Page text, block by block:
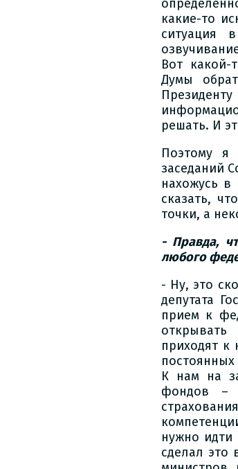
какие-то
ситуация
Вот какой-
Думы
решать. И
Поэтому я
заседаний
нахожусь
сказать,
точки, а
- Правда,
любого
- Ну, это
депутата
прием к
приходят к
К нам на
фондов –
нужно
сделал это